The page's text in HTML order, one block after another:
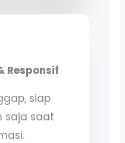
Responsif
siap
saja saat